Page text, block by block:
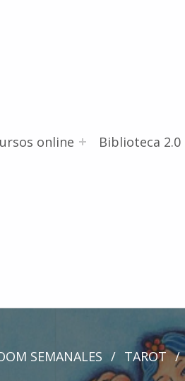
online Biblioteca 2.0
SEMANALES / TAROT /